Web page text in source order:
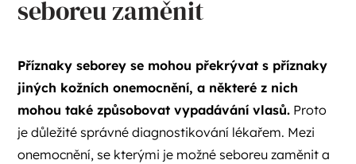
seboreu zaměnit
Příznaky seborey se mohou překrývat s příznaky
jiných kožních onemocnění, a některé z nich
mohou také způsobovat vypadávání vlasů. Proto
je důležité správné diagnostikování lékařem. Mezi
onemocnění, se kterými je možné seboreu zaměnit a